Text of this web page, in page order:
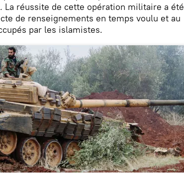
La réussite de cette opération militaire a été
de renseignements en temps voulu et au
par les islamistes.